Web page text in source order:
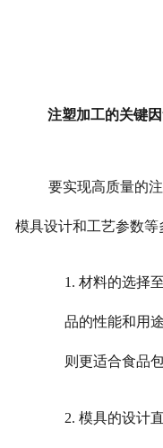
注塑加工的关键
要实现高质量的
模具设计和工艺参数等
1. 材料的选择
品的性能和用
则更适合食品包
2. 模具的设计